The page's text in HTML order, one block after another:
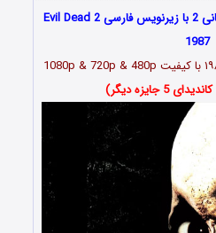
مرده شیطانی 2 با زیرنویس فارسی Evil Dead 2
1987